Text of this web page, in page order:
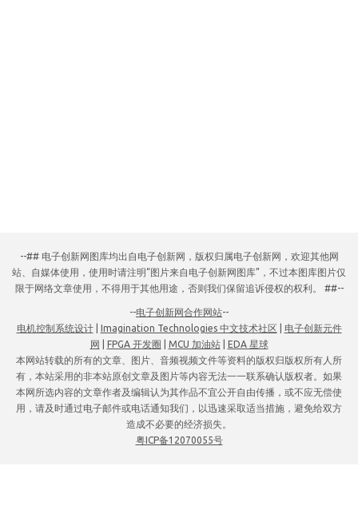
--## 电子创新网图库均出自电子创新网，版权归属电子创新网，欢迎其他网
站、自媒体使用，使用时请注明“图片来自电子创新网图库”，不过本图库图片仅
限于网络文章使用，不得用于其他用途，否则我们保留追诉侵权的权利。 ##--
--电子创新网合作网站--
电机控制系统设计| Imagination Technologies 中文技术社区
电子创新元件
网
FPGA 开发圈 MCU 加油站| EDA 星球
本网站转载的所有的文章、图片、音频视频文件等资料的版权归版权所有人所
有，本站采用的非本站原创文章及图片等内容无法一一联系确认版权者。如果
本网所选内容的文章作者及编辑认为其作品不宜公开自由传播，或不应无偿使
用，请及时通过电子邮件或电话通知我们，以迅速采取适当措施，避免给双方
造成不必要的经济损失。
粤ICP备12070055号